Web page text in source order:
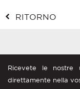
RITORNO
Ricevete le nostre
direttamente nella